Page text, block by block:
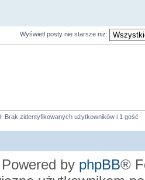
Wyświetl posty nie starsze niż:
Brak zidentyfikowanych użytkowników i 1 gość
Powered by phpBB®